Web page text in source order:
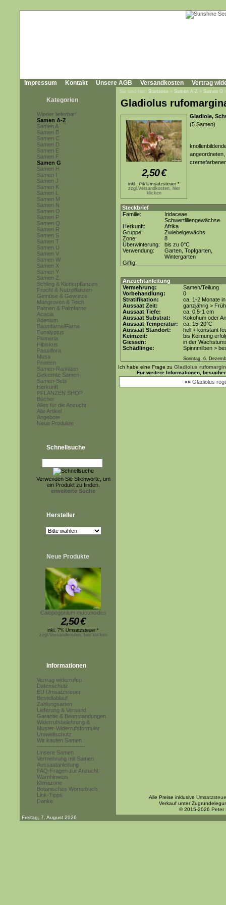
Impressum Kontakt Unsere AGB Versandkosten Vertrag
Kategorien
Wieder lieferbar!
Samen A-Z
Samen A
Samen B
Samen C
Samen D
Samen E
Samen F
Samen G
Samen H
Samen I
Samen J
Samen K
Samen L
Samen M
Samen N
Samen O
Samen P
Samen Q
Samen R
Samen S
Samen T
Samen U
Samen V
Samen W
Samen X
Samen Y
Samen Z
Schling & Kletterpflanzen
Frucht & Nutzpflanzen
Gemüse & Gewürze
Mangroven & Teich
Palmen & Palmfarne
Acacia
Adenium
Baumfarne/Farne
Eucalyptus
Plumeria
Hibiskus
Passiflora
Musa
Proteen
Samen-Raritäten
Gekeimte Samen
Samen-Sets
Herkunft
PFLANZEN SHOP
Bücher
Alles für die Anzucht
Alle Artikel
Angebote
Neue Produkte
Schnellsuche
Verwenden Sie Stichworte, um
ein Produkt zu finden.
erweiterte Suche
Hersteller
Neue Produkte
Calopogonium mucunoides
2,50€
inkl. 7% Umsatzsteuer *
zzgl.Versandkosten, hier klicken
Informationen
Vertrag widerrufen
Datenschutz
EU Umsatzsteuer
Bestellablauf
Zahlungsarten
Lieferung & Versand
Garantie & Beanstandungen
Widerrufsbelehrung &
Muster-Widerrufsformular
Umweltschutz
Wir kaufen Samen
------------------------
Unsere Samen
Vermehrung mit Samen
Aussaatanleitung
FAQ-Fragen zur Anzucht
Warnhinweis
Klimazone
Botanisches Wörterbuch
Link-Tipps
Danke
Sie sind hier: Startseite » Samen A-Z » Samen G
Gladiolus
2,50€
inkl. 7% Umsatzsteuer *
zzgl.Versandkosten, hier
klicken
Gladiole,
(5 Samen)
Steckbrief
Familie:
Iridaceae
Schwertliliengewächse
Herkunft:
Afrika
Gruppe:
Zwiebelgewächs
Zone:
8
Überwinterung:
bis zu 0°C
Verwendung:
Garten, Topfgarten,
Wintergarten
Giftig:
Anzuchtanleitung
Vermehrung:
Samen/Teilung
Vorbehandlung:
0
Stratifikation:
ca. 1-2 Monate
Aussaat Zeit:
ganzjährig >
Aussaat Tiefe:
ca. 0,5-1 cm
Aussaat Substrat:
Kokohum oder
Aussaat Temperatur:
ca. 15-20°C
Aussaat Standort:
hell + konstant
Keimzeit:
bis Keimung
Giessen:
in der
Schädlinge:
Spinnmilben >
Sonntag, 6.
Ich habe eine Frage zu Gladiolus
Für weitere Informationen,
«« Gladiolus
Alle Preise inklusive
Verkauf unter
© 2015-2026 Peter
Freitag, 7. August 2026